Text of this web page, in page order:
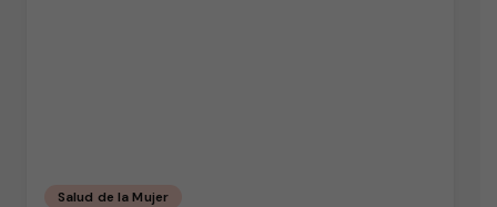
Salud de la Mujer